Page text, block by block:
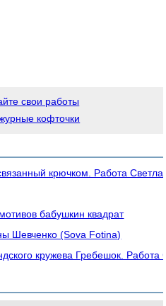
свои работы
кофточки
крючком. Работа
бабушкин квадрат
Шевченко (Sova Fotina)
кружева Гребешок.